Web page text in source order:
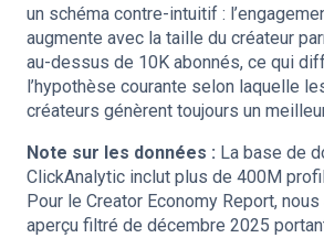
un schéma contre-intuitif :
augmente avec la taille du créateur
au-dessus de 10K abonnés, ce qui
l’hypothèse courante selon laquelle
créateurs génèrent toujours un
Note sur les données : La base de
ClickAnalytic inclut plus de 400M
Pour le Creator Economy Report,
aperçu filtré de décembre 2025